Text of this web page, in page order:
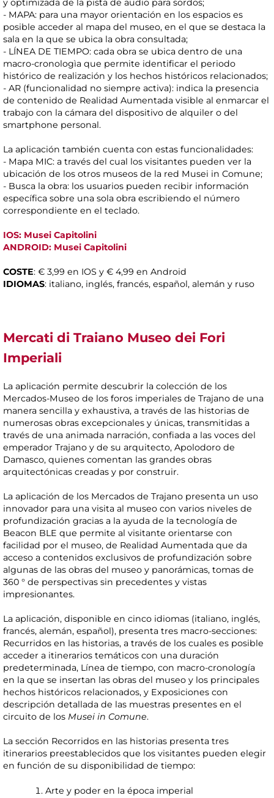
y optimizada de la pista de audio para sordos;
- MAPA: para una mayor orientación en los espacios es
posible acceder al mapa del museo, en el que se destaca la
sala en la que se ubica la obra consultada;
- LÍNEA DE TIEMPO: cada obra se ubica dentro de una
macro-cronologìa que permite identificar el periodo
histórico de realización y los hechos históricos relacionados;
- AR (funcionalidad no siempre activa): indica la presencia
de contenido de Realidad Aumentada visible al enmarcar el
trabajo con la cámara del dispositivo de alquiler o del
smartphone personal.
La aplicación también cuenta con estas funcionalidades:
- Mapa MIC: a través del cual los visitantes pueden ver la
ubicación de los otros museos de la red Musei in Comune;
- Busca la obra: los usuarios pueden recibir información
específica sobre una sola obra escribiendo el número
correspondiente en el teclado.
IOS: Musei Capitolini
ANDROID: Musei Capitolini
COSTE: € 3,99 en IOS y € 4,99 en Android
IDIOMAS: italiano, inglés, francés, español, alemán y ruso
Mercati di Traiano Museo dei Fori
Imperiali
La aplicación permite descubrir la colección de los
Mercados-Museo de los foros imperiales de Trajano de una
manera sencilla y exhaustiva, a través de las historias de
numerosas obras excepcionales y únicas, transmitidas a
través de una animada narración, confiada a las voces del
emperador Trajano y de su arquitecto, Apolodoro de
Damasco, quienes comentan las grandes obras
arquitectónicas creadas y por construir.
La aplicación de los Mercados de Trajano presenta un uso
innovador para una visita al museo con varios niveles de
profundización gracias a la ayuda de la tecnología de
Beacon BLE que permite al visitante orientarse con
facilidad por el museo, de Realidad Aumentada que da
acceso a contenidos exclusivos de profundización sobre
algunas de las obras del museo y panorámicas, tomas de
360 ​​° de perspectivas sin precedentes y vistas
impresionantes.
La aplicación, disponible en cinco idiomas (italiano, inglés,
francés, alemán, español), presenta tres macro-secciones:
Recurridos en las historias, a través de los cuales es posible
acceder a itinerarios temáticos con una duración
predeterminada, Línea de tiempo, con macro-cronología
en la que se insertan las obras del museo y los principales
hechos históricos relacionados, y Exposiciones con
descripción detallada de las muestras presentes en el
circuito de los Musei in Comune.
La sección Recorridos en las historias presenta tres
itinerarios preestablecidos que los visitantes pueden elegir
en función de su disponibilidad de tiempo:
Arte y poder en la época imperial